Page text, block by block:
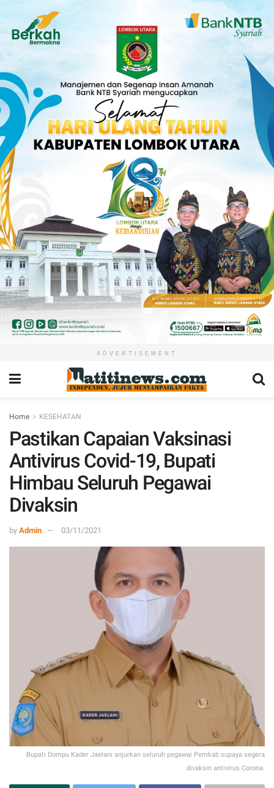
ADVERTISEMENT
Home KESEHATAN
Pastikan Capaian Vaksinasi
Antivirus Covid-19, Bupati
Himbau Seluruh Pegawai
Divaksin
by Admin 03/11/2021
Bupati Dompu Kader Jaelani anjurkan seluruh pegawai Pemkab supaya segera
divaksin antivirus Corona.